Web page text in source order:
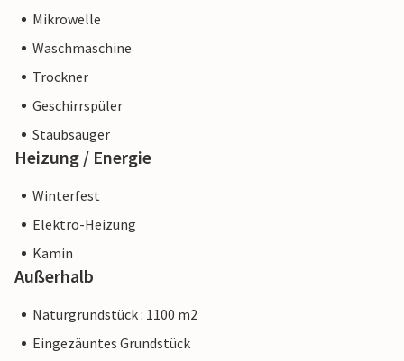
Mikrowelle
Waschmaschine
Trockner
Geschirrspüler
Staubsauger
Heizung / Energie
Winterfest
Elektro-Heizung
Kamin
Außerhalb
Naturgrundstück : 1100 m2
Eingezäuntes Grundstück